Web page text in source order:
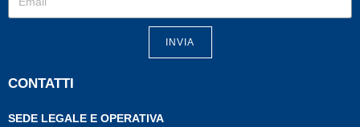
INVIA
CONTATTI
SEDE LEGALE E OPERATIVA